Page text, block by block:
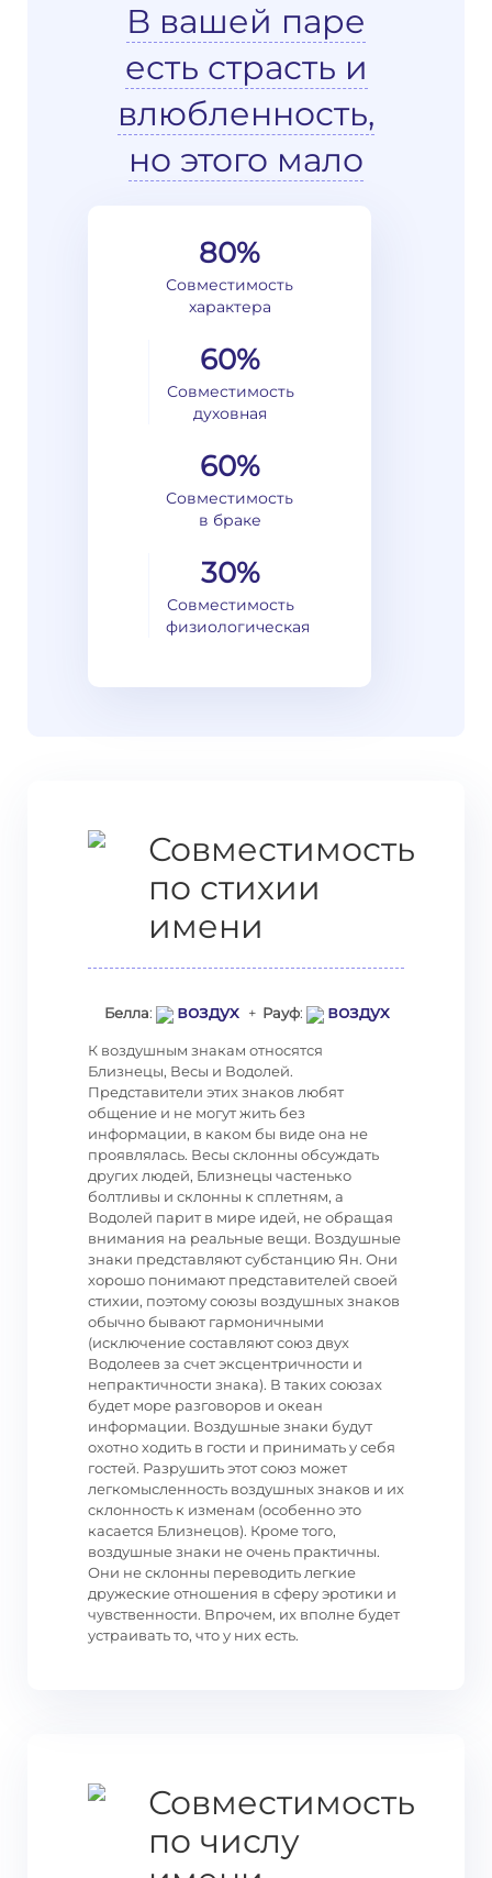
В вашей паре
есть страсть и
влюбленность,
но этого мало
80%
Совместимость
характера
60%
Совместимость
духовная
60%
Совместимость
в браке
30%
Совместимость
физиологическая
Совместимость
по стихии
имени
Белла: воздух+ Рауф: воздух
К воздушным знакам относятся
Близнецы, Весы и Водолей.
Представители этих знаков любят
общение и не могут жить без
информации, в каком бы виде она не
проявлялась. Весы склонны обсуждать
других людей, Близнецы частенько
болтливы и склонны к сплетням, а
Водолей парит в мире идей, не обращая
внимания на реальные вещи. Воздушные
знаки представляют субстанцию Ян. Они
хорошо понимают представителей своей
стихии, поэтому союзы воздушных знаков
обычно бывают гармоничными
(исключение составляют союз двух
Водолеев за счет эксцентричности и
непрактичности знака). В таких союзах
будет море разговоров и океан
информации. Воздушные знаки будут
охотно ходить в гости и принимать у себя
гостей. Разрушить этот союз может
легкомысленность воздушных знаков и их
склонность к изменам (особенно это
касается Близнецов). Кроме того,
воздушные знаки не очень практичны.
Они не склонны переводить легкие
дружеские отношения в сферу эротики и
чувственности. Впрочем, их вполне будет
устраивать то, что у них есть.
Совместимость
по числу